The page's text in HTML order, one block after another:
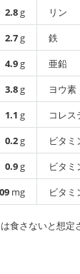
2.8g
2.7g
4.9g
3.8g
1.1 g
0.2g
0.9g
mg
リン
鉄
亜鉛
ヨウ素
コレス
ビタミ
ビタミ
ビタミ
食さないと想定